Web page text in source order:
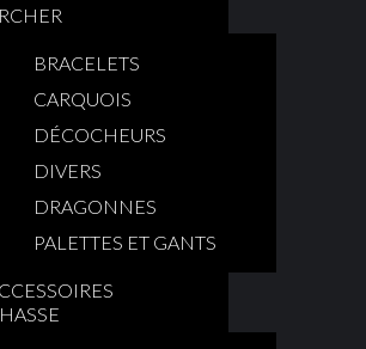
BRACELETS
CARQUOIS
DÉCOCHEURS
DIVERS
DRAGONNES
PALETTES ET GANTS